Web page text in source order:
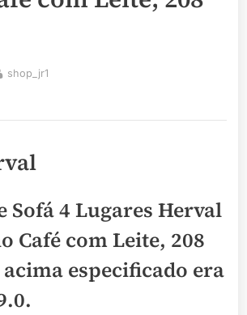
By
shop_jr1
Sofá 4 Lugares Herval
Café com Leite, 208
especificado era
.